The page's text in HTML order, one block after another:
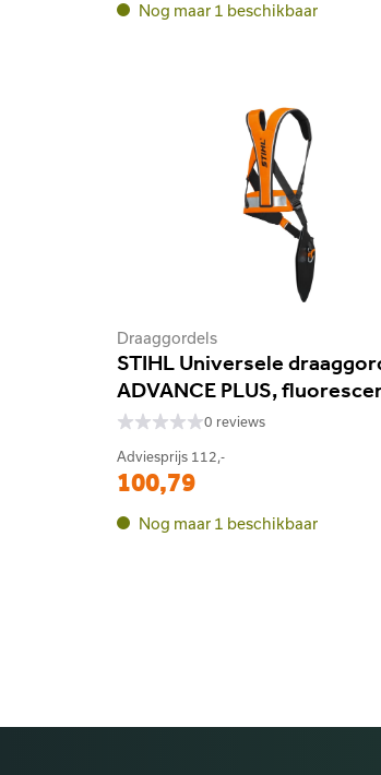
Nog maar 1 beschikbaar
Draaggordels
STIHL Universele
ADVANCE PLUS,
0 reviews
Adviesprijs 112,-
100,79
Nog maar 1 beschikbaar